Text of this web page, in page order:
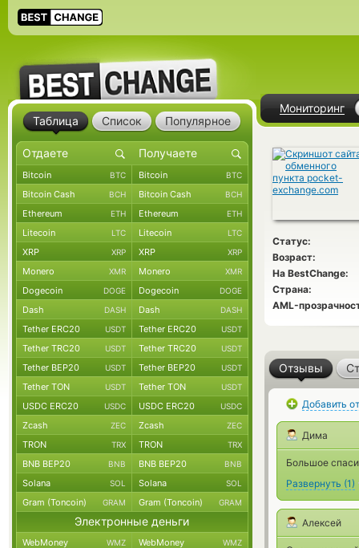
Мониторинг
Статус:
Возраст:
На BestChange:
Страна:
AML-
Отзывы
Добавить
Дима
Большое
Развернуть (1)
Алексей
Таблица Список Популярное
Bitcoin BTC Bitcoin BTC
Bitcoin Cash BCH Bitcoin Cash BCH
Ethereum ETH Ethereum ETH
Litecoin LTC Litecoin LTC
XRP XRP XRP XRP
Monero XMR Monero XMR
Dogecoin DOGE Dogecoin DOGE
Dash DASH Dash DASH
Tether ERC20 USDT Tether ERC20 USDT
Tether TRC20 USDT Tether TRC20 USDT
Tether BEP20 USDT Tether BEP20 USDT
Tether TON USDT Tether TON USDT
USDC ERC20 USDC USDC ERC20 USDC
Zcash ZEC Zcash ZEC
TRON TRX TRON TRX
BNB BEP20 BNB BNB BEP20 BNB
Solana SOL Solana SOL
Gram (Toncoin) GRAM Gram (Toncoin) GRAM
Электронные деньги
WebMoney WMZ WebMoney WMZ